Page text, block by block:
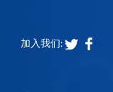
加入我们: